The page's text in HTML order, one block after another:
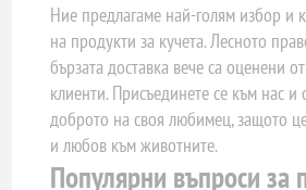
Ние предлагаме най-голям избор и
на продукти за кучета. Лесното
бързата доставка вече са оценени
клиенти. Присъединете се към нас и
доброто на своя любимец, защото
и любов към животните.
Популярни въпроси за